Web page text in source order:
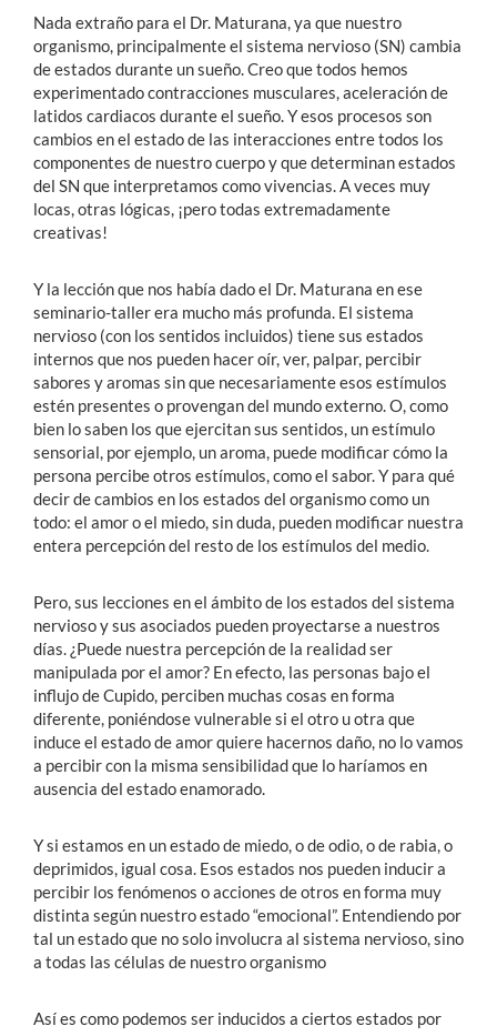
Nada extraño para el Dr. Maturana, ya que nuestro
organismo, principalmente el sistema nervioso (SN) cambia
de estados durante un sueño. Creo que todos hemos
experimentado contracciones musculares, aceleración de
latidos cardiacos durante el sueño. Y esos procesos son
cambios en el estado de las interacciones entre todos los
componentes de nuestro cuerpo y que determinan estados
del SN que interpretamos como vivencias. A veces muy
locas, otras lógicas, ¡pero todas extremadamente
creativas!
Y la lección que nos había dado el Dr. Maturana en ese
seminario-taller era mucho más profunda. El sistema
nervioso (con los sentidos incluidos) tiene sus estados
internos que nos pueden hacer oír, ver, palpar, percibir
sabores y aromas sin que necesariamente esos estímulos
estén presentes o provengan del mundo externo. O, como
bien lo saben los que ejercitan sus sentidos, un estímulo
sensorial, por ejemplo, un aroma, puede modificar cómo la
persona percibe otros estímulos, como el sabor. Y para qué
decir de cambios en los estados del organismo como un
todo: el amor o el miedo, sin duda, pueden modificar nuestra
entera percepción del resto de los estímulos del medio.
Pero, sus lecciones en el ámbito de los estados del sistema
nervioso y sus asociados pueden proyectarse a nuestros
días. ¿Puede nuestra percepción de la realidad ser
manipulada por el amor? En efecto, las personas bajo el
influjo de Cupido, perciben muchas cosas en forma
diferente, poniéndose vulnerable si el otro u otra que
induce el estado de amor quiere hacernos daño, no lo vamos
a percibir con la misma sensibilidad que lo haríamos en
ausencia del estado enamorado.
Y si estamos en un estado de miedo, o de odio, o de rabia, o
deprimidos, igual cosa. Esos estados nos pueden inducir a
percibir los fenómenos o acciones de otros en forma muy
distinta según nuestro estado “emocional”. Entendiendo por
tal un estado que no solo involucra al sistema nervioso, sino
a todas las células de nuestro organismo
Así es como podemos ser inducidos a ciertos estados por